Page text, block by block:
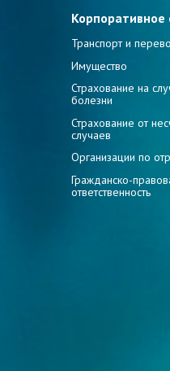
Корпоративное
Транспорт и
Имущество
Страхование на
болезни
Страхование от
случаев
Организации по
Гражданско-
ответственность